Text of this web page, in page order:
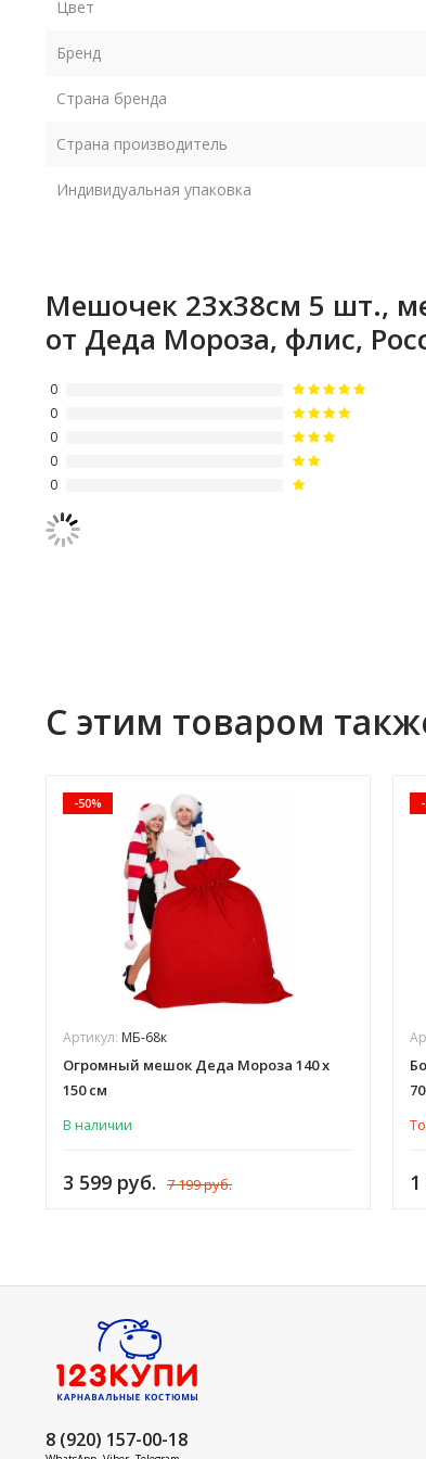
Цвет
Бренд
Страна бренда
Страна производитель
Индивидуальная упаковка
Мешочек 23х38см 5 шт.,
от Деда Мороза, флис,
0
0
0
0
0
С этим товаром
-50%
Артикул: МБ-68к
Огромный мешок Деда Мороза 140 х
150 см
В наличии
3 599 руб. 7 199 руб. 1
8 (920) 157-00-18